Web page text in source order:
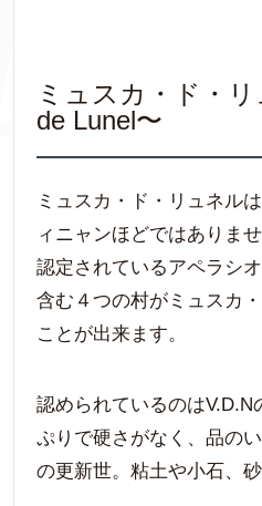
ミュスカ・ド・
de Lunel〜
ミュスカ・ド・リュネル
ィニャンほどではありま
認定されているアペラシ
含む４つの村がミュスカ
ことが出来ます。
認められているのはV.D.N
ぷりで硬さがなく、品の
の更新世。粘土や小石、砂